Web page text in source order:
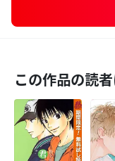
この作品の読